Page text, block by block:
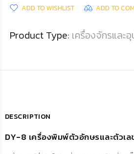
ADD TO WISHLIST ADD TO
Product Type: เครื่องจักรและ
DESCRIPTION
DY-8 เครื่องพิมพ์ตัวอักษรและตัวเล